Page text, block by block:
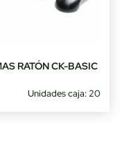
RATÓN CK-BASIC
Unidades caja: 20